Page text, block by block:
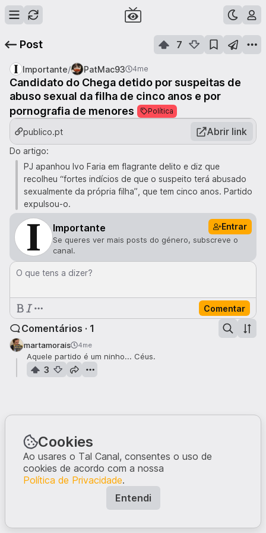
Post 7
Importante/ PatMac93 4me
Candidato do Chega detido por suspeitas de
abuso sexual da filha de cinco anos e por
pornografia de menores
Política
publico.pt Abrir link
Do artigo:
PJ apanhou Ivo Faria em flagrante delito e diz que
recolheu “fortes indícios de que o suspeito terá abusado
sexualmente da própria filha”, que tem cinco anos. Partido
expulsou-o.
Importante Entrar
Se queres ver mais posts do género, subscreve o
canal.
O que tens a dizer?
Comentar
Comentários · 1
martamorais 4me
Aquele partido é um ninho... Céus.
3
Cookies
Ao usares o Tal Canal, consentes o uso de
cookies de acordo com a nossa
Política de Privacidade.
Entendi